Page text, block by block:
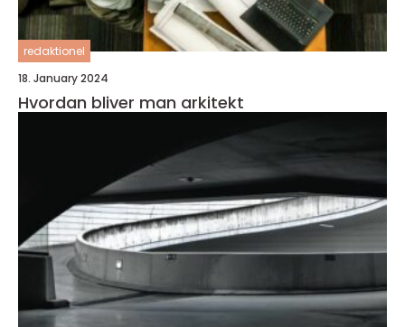
redaktionel
18. January 2024
Hvordan bliver man arkitekt